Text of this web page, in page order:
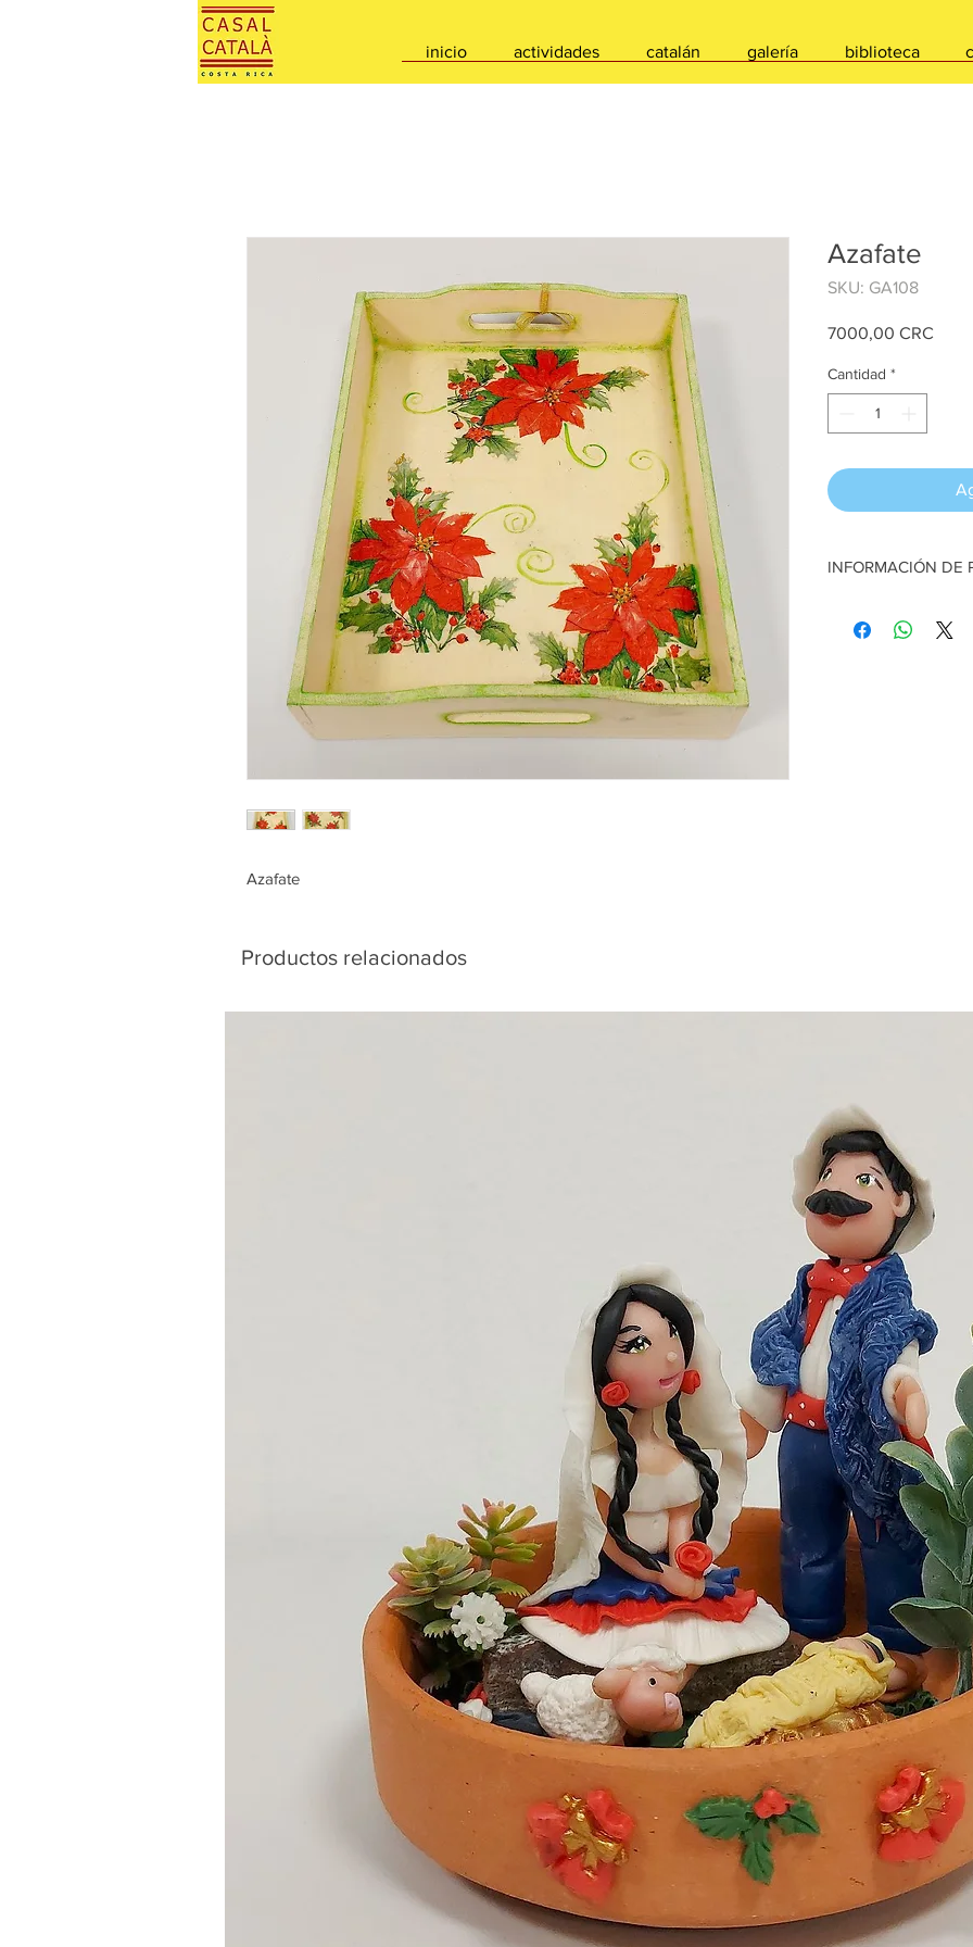
inicio actividades catalán galería biblioteca
Azafate
Azafate
SKU: GA108
7000,00 CRC
Cantidad *
INFORMACIÓN DE
35 cm de largo x 27
Productos relacionados